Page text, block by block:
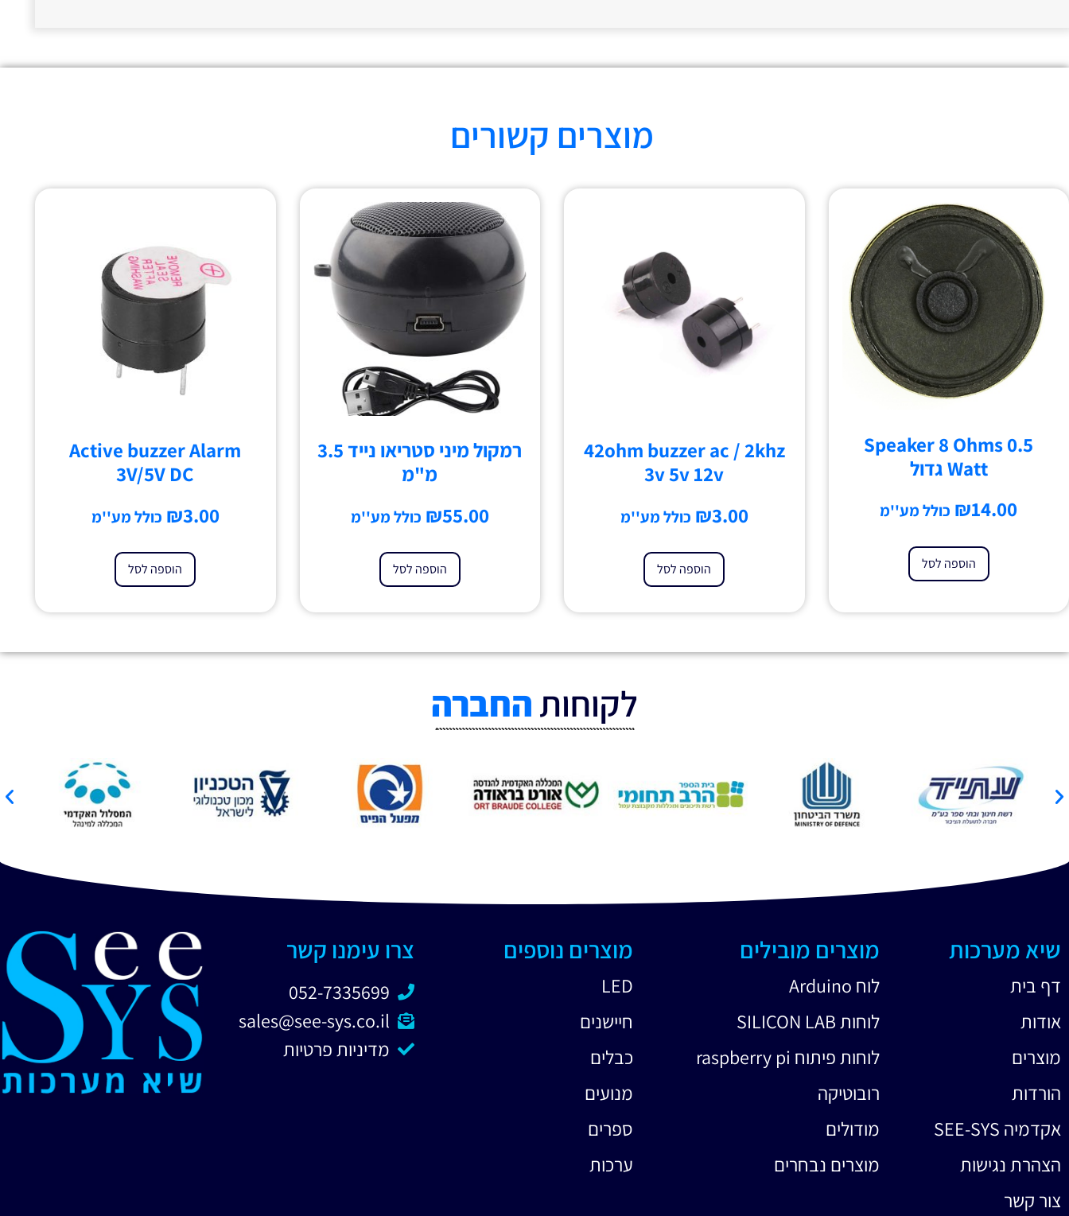
מוצרים קשורים
Speaker 8 Ohms 0.5
Watt גדול
₪14.00 כולל מע''מ
הוספה לסל
42ohm buzzer ac / 2khz
3v 5v 12v
₪3.00 כולל מע''מ
הוספה לסל
רמקול מיני סטריאו נייד 3.5
מ"מ
₪55.00 כולל מע''מ
הוספה לסל
Active buzzer Alarm
3V/5V DC
₪3.00 כולל מע''מ
הוספה לסל
לקוחותהחברה
שיא מערכות
דף בית
אודות
מוצרים
הורדות
אקדמיה SEE-SYS
הצהרת נגישות
צור קשר
מוצרים מובילים
לוח Arduino
לוחות SILICON LAB
לוחות פיתוח raspberry pi
רובוטיקה
מודולים
מוצרים נבחרים
מוצרים נוספים
LED
חיישנים
כבלים
מנועים
ספרים
ערכות
צרו עימנו קשר
052-7335699
sales@see-sys.co.il
מדיניות פרטיות